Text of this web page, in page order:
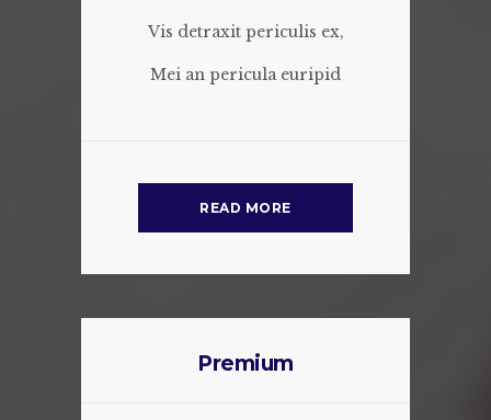
Vis detraxit periculis ex,
Mei an pericula euripid
READ MORE
Premium